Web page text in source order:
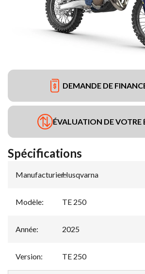
DEMANDE DE
ÉVALUATION DE VOTRE
Spécifications
Manufacturier:
Husqvarna
Modèle: TE 250
Année: 2025
Version: TE 250